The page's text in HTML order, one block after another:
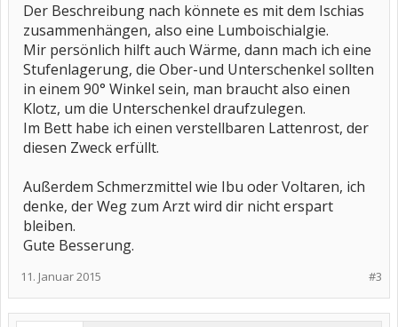
Der Beschreibung nach könnete es mit dem Ischias
zusammenhängen, also eine Lumboischialgie.
Mir persönlich hilft auch Wärme, dann mach ich eine
Stufenlagerung, die Ober-und Unterschenkel sollten
in einem 90° Winkel sein, man braucht also einen
Klotz, um die Unterschenkel draufzulegen.
Im Bett habe ich einen verstellbaren Lattenrost, der
diesen Zweck erfüllt.
Außerdem Schmerzmittel wie Ibu oder Voltaren, ich
denke, der Weg zum Arzt wird dir nicht erspart
bleiben.
Gute Besserung.
#3
11. Januar 2015